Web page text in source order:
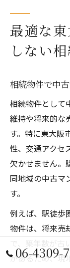
最適な
しない
相続物件で中
相続物件として
維持や将来的な
す。特に東大阪
性、交通アクセ
欠かせません。
同地域の中古マ
す。
例えば、駅徒歩
物件は、将来売
で、築年数が
があるため、現
06-4309-